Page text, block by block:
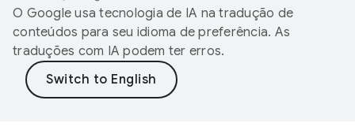
O Google usa tecnologia de IA na tradução de
conteúdos para seu idioma de preferência. As
traduções com IA podem ter erros.